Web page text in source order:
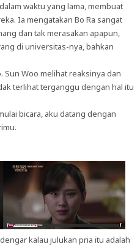
waktu yang lama, membuat
Ia mengatakan Bo Ra sangat
dan tak merasakan apapun,
di universitas-nya, bahkan
Sun Woo melihat reaksinya dan
terlihat terganggu dengan hal itu
bicara, aku datang dengan
kalau julukan pria itu adalah